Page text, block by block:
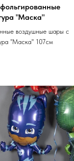
"Маска"
воздушные шары с
"Маска" 107см